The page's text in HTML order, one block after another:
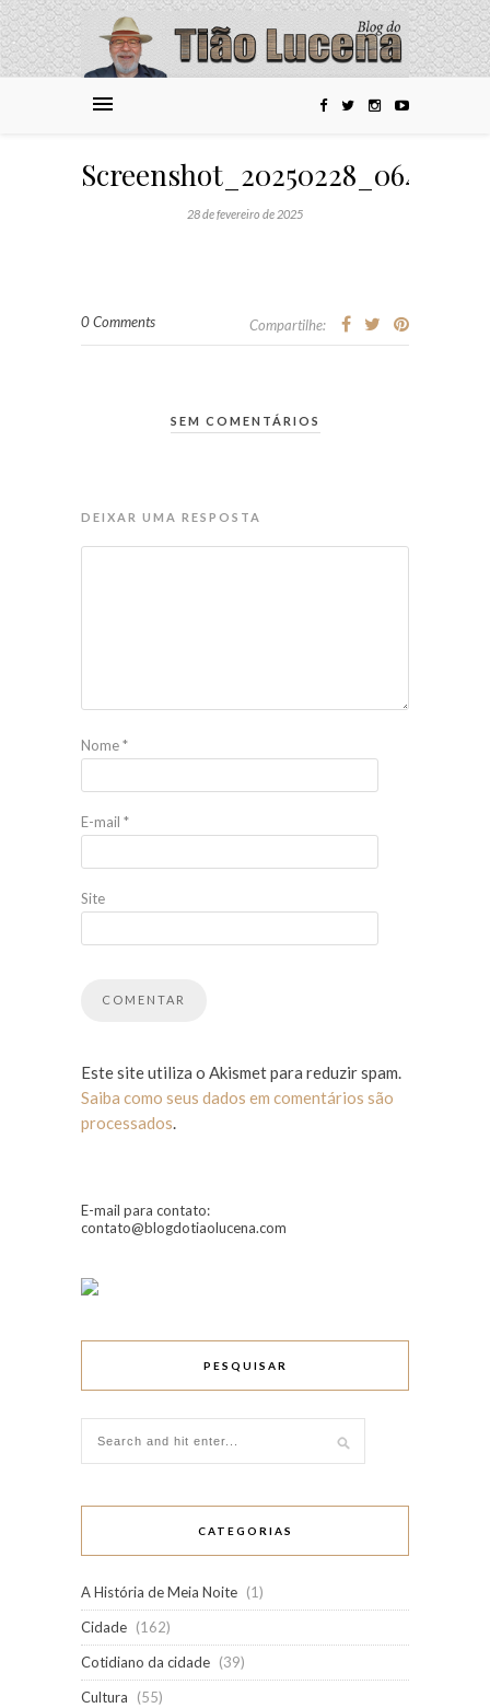
28 de fevereiro de 2025
0 Comments Compartilhe:
SEM COMENTÁRIOS
DEIXAR UMA RESPOSTA
Nome*
E-mail *
Site
Este site utiliza o Akismet para reduzir spam.
Saiba como seus dados em comentários são
processados.
E-mail para contato:
contato@blogdotiaolucena.com
PESQUISAR
CATEGORIAS
A História de Meia Noite (1)
Cidade (162)
Cotidiano da cidade (39)
Cultura
(55)